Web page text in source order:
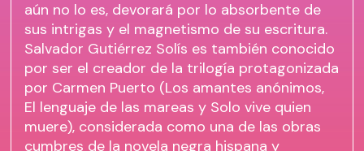
aún no lo es, devorará por lo absorbente de
sus intrigas y el magnetismo de su escritura.
Salvador Gutiérrez Solís es también conocido
por ser el creador de la trilogía protagonizada
por Carmen Puerto (Los amantes anónimos,
El lenguaje de las mareas y Solo vive quien
muere), considerada como una de las obras
cumbres de la novela negra hispana y